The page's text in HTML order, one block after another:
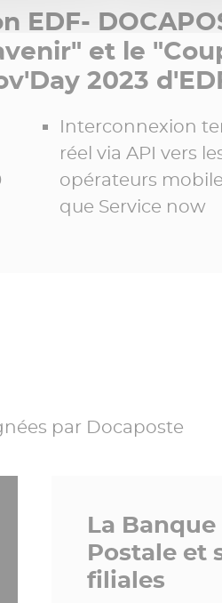
et le
2023
Interconnexion
réel via API vers
opérateurs
que Service now
par Docaposte
La Banque
Postale et
filiales